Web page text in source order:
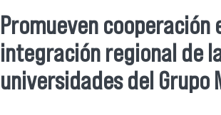
Se encuentra usted aquí
Promueven cooperación
integración regional de
universidades del Grupo